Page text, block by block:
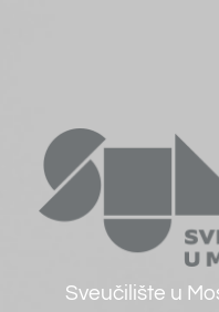
Uvodna riječ dekana
Osnovni podaci
Ustroj
Misija, vizija, strategija
Događaji